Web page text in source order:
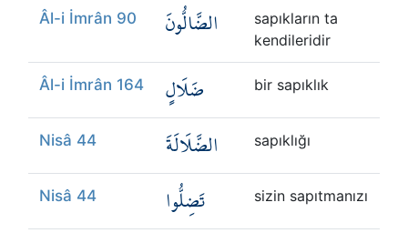
Âl-i İmrân 90 الضَّالُّونَ
sapıkların ta
kendileridir
Âl-i İmrân 164 ضَلَالٍ bir sapıklık
Nisâ 44 الضَّلَالَةَ sapıklığı
Nisâ 44 تَضِلُّوا sizin sapıtmanızı